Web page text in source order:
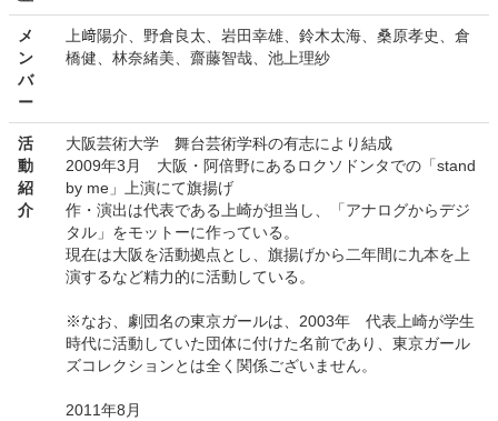
メ
ン
バ
ー
上﨑陽介、野倉良太、岩田幸雄、鈴木太海、桑原孝史、倉
橋健、林奈緒美、齋藤智哉、池上理紗
活
動
紹
介
大阪芸術大学 舞台芸術学科の有志により結成
2009年3月 大阪・阿倍野にあるロクソドンタでの「stand
by me」上演にて旗揚げ
作・演出は代表である上崎が担当し、「アナログからデジ
タル」をモットーに作っている。
現在は大阪を活動拠点とし、旗揚げから二年間に九本を上
演するなど精力的に活動している。
※なお、劇団名の東京ガールは、2003年 代表上崎が学生
時代に活動していた団体に付けた名前であり、東京ガール
ズコレクションとは全く関係ございません。
2011年8月